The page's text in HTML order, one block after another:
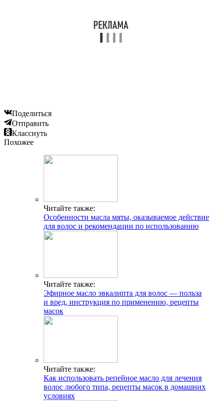
Поделиться
Отправить
Класснуть
Похожее
Читайте также:
Особенности масла мяты, оказываемое действие
для волос и рекомендации по использованию
Читайте также:
Эфирное масло эвкалипта для волос — польза
и вред, инструкция по применению, рецепты
масок
Читайте также:
Как использовать репейное масло для лечения
волос любого типа, рецепты масок в домашних
условиях